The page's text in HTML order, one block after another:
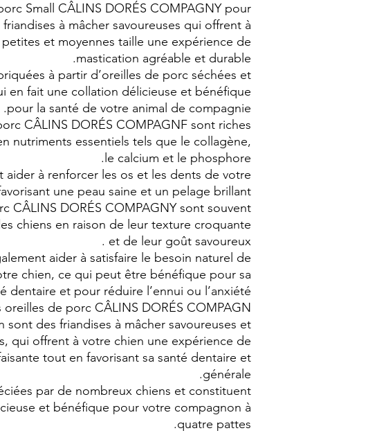
Small CÂLINS DORÉS COMPAGNY pour
à mâcher savoureuses qui offrent à
et moyennes taille une expérience de
mastication agréable et durable.
à partir d’oreilles de porc séchées et
en fait une collation délicieuse et bénéfique
pour la santé de votre animal de compagnie.
CÂLINS DORÉS COMPAGNF sont riches
nutriments essentiels tels que le collagène,
le calcium et le phosphore.
aider à renforcer les os et les dents de votre
une peau saine et un pelage brillant .
CÂLINS DORÉS COMPAGNY sont souvent
chiens en raison de leur texture croquante
et de leur goût savoureux .
aider à satisfaire le besoin naturel de
chien, ce qui peut être bénéfique pour sa
dentaire et pour réduire l’ennui ou l’anxiété.
oreilles de porc CÂLINS DORÉS COMPAGN
sont des friandises à mâcher savoureuses et
qui offrent à votre chien une expérience de
tout en favorisant sa santé dentaire et
générale.
par de nombreux chiens et constituent
et bénéfique pour votre compagnon à
quatre pattes.